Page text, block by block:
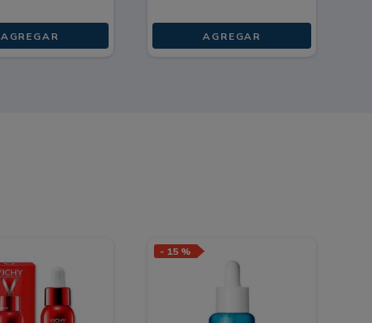
AGREGAR AGREGAR
- 15 %